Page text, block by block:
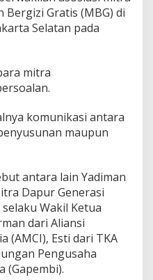
Gratis (MBG) di
Selatan pada
mitra
komunikasi antara
maupun
antara lain Yadiman
Dapur Generasi
selaku Wakil Ketua
dari Aliansi
(AMCI), Esti dari TKA
Pengusaha
(Gapembi).